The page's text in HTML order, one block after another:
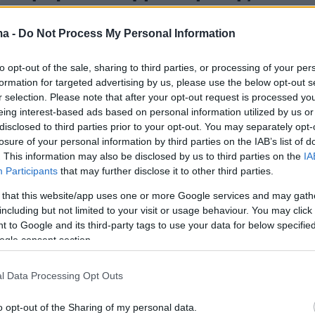
- Do Not Process My Personal Information
opt-out of the sale, sharing to third parties, or processing of your
for targeted advertising by us, please use the below opt-out
selection. Please note that after your opt-out request is processed
interest-based ads based on personal information utilized by us
to third parties prior to your opt-out. You may separately
of your personal information by third parties on the IAB’s list of
This information may also be disclosed by us to third parties on the
Participants that may further disclose it to other third parties.
that this website/app uses one or more Google services and may
but not limited to your visit or usage behaviour. You may
to Google and its third-party tags to use your data for below
consent section.
Data Processing Opt Outs
opt-out of the Sharing of my personal data.
σημαία και η κεραία, δείτε
σημαίας και της κεραίας στο ίδιο σημείο δείχνει
και το κατοχικό καθεστώς δεν εγκαταλείπουν την
δημιουργίας εντυπώσεων και νέων τετελεσμένων στη
δύο Έλληνες που
ελληνική σημαία με τον
αετό μέσα στην Αγία Σοφία,
ασφαλείας στην Αγία Σοφία αντιλήφθηκε γρήγορα